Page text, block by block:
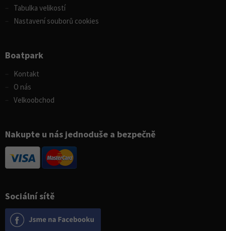
Sociální sítě
Tabulka velikostí
Nastavení souborů cookies
Boatpark
Kontakt
O nás
Velkoobchod
Nakupte u nás jednoduše a bezpečně